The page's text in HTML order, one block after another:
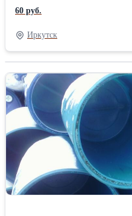
бактерий меньше чем за 30
образует пленку пролонгируя
х часов. Продукция
черная смородина, клубника,
производство
60 руб.
Иркутск